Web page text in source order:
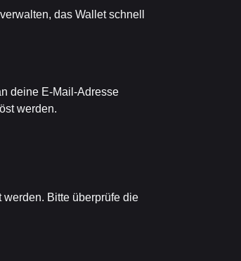
das Wallet schnell
deine E-Mail-Adresse
werden.
Bitte überprüfe die